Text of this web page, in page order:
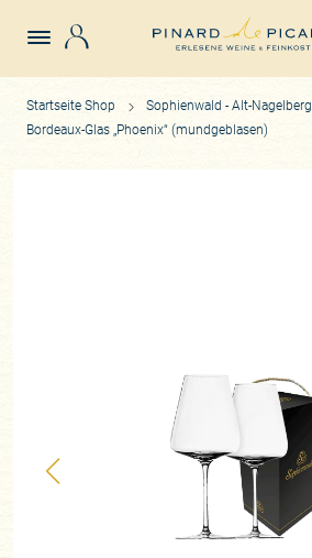
Startseite Shop Sophienwald - Alt-Nagelberg
Bordeaux-Glas „Phoenix“ (mundgeblasen)